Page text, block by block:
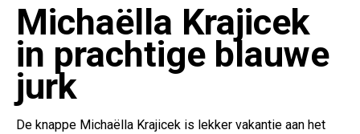
Michaëlla Krajicek
in prachtige blauwe
jurk
De knappe Michaëlla Krajicek is lekker vakantie aan het